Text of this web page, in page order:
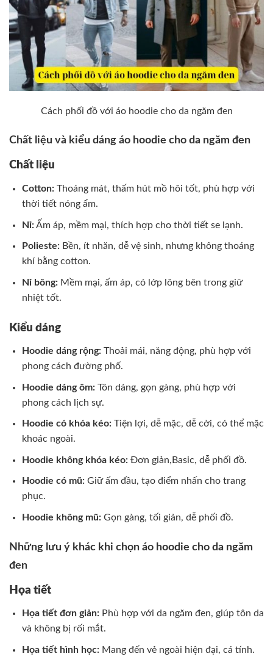
Cách phối đồ với áo hoodie cho da ngăm đen
Chất liệu và kiểu dáng áo hoodie cho da ngăm đen
Chất liệu
Cotton:Thoáng mát, thấm hút mồ hôi tốt, phù hợp với
thời tiết nóng ẩm.
Nỉ:Ấm áp, mềm mại, thích hợp cho thời tiết se lạnh.
Polieste:Bền, ít nhăn, dễ vệ sinh, nhưng không thoáng
khí bằng cotton.
Nỉ bông:Mềm mại, ấm áp, có lớp lông bên trong giữ
nhiệt tốt.
Kiểu dáng
Hoodie dáng rộng:Thoải mái, năng động, phù hợp với
phong cách đường phố.
Hoodie dáng ôm:Tôn dáng, gọn gàng, phù hợp với
phong cách lịch sự.
Hoodie có khóa kéo:Tiện lợi, dễ mặc, dễ cởi, có thể mặc
khoác ngoài.
Hoodie không khóa kéo:Đơn giản,Basic, dễ phối đồ.
Hoodie có mũ:Giữ ấm đầu, tạo điểm nhấn cho trang
phục.
Hoodie không mũ:Gọn gàng, tối giản, dễ phối đồ.
Những lưu ý khác khi chọn áo hoodie cho da ngăm
đen
Họa tiết
Họa tiết đơn giản:Phù hợp với da ngăm đen, giúp tôn da
và không bị rối mắt.
Họa tiết hình học:Mang đến vẻ ngoài hiện đại, cá tính.